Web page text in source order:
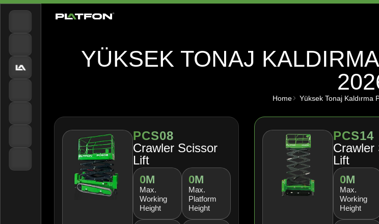
YÜKSEK TONAJ
Home Yüksek Tonaj Kaldırma
PCS08
Crawler Scissor
Lift
0M
Max.
Working
Height
0M
Max.
Platform
Height
PCS14
Crawler
Lift
0M
Max.
Working
Height